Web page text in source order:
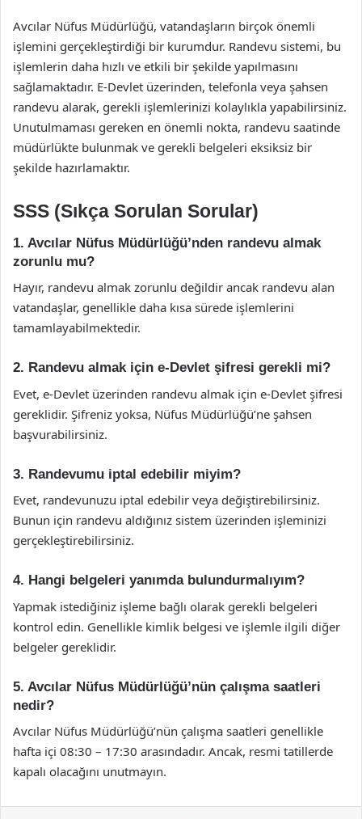
Avcılar Nüfus Müdürlüğü, vatandaşların birçok önemli
işlemini gerçekleştirdiği bir kurumdur. Randevu sistemi, bu
işlemlerin daha hızlı ve etkili bir şekilde yapılmasını
sağlamaktadır. E-Devlet üzerinden, telefonla veya şahsen
randevu alarak, gerekli işlemlerinizi kolaylıkla yapabilirsiniz.
Unutulmaması gereken en önemli nokta, randevu saatinde
müdürlükte bulunmak ve gerekli belgeleri eksiksiz bir
şekilde hazırlamaktır.
SSS (Sıkça Sorulan Sorular)
1. Avcılar Nüfus Müdürlüğü’nden randevu almak
zorunlu mu?
Hayır, randevu almak zorunlu değildir ancak randevu alan
vatandaşlar, genellikle daha kısa sürede işlemlerini
tamamlayabilmektedir.
2. Randevu almak için e-Devlet şifresi gerekli mi?
Evet, e-Devlet üzerinden randevu almak için e-Devlet şifresi
gereklidir. Şifreniz yoksa, Nüfus Müdürlüğü’ne şahsen
başvurabilirsiniz.
3. Randevumu iptal edebilir miyim?
Evet, randevunuzu iptal edebilir veya değiştirebilirsiniz.
Bunun için randevu aldığınız sistem üzerinden işleminizi
gerçekleştirebilirsiniz.
4. Hangi belgeleri yanımda bulundurmalıyım?
Yapmak istediğiniz işleme bağlı olarak gerekli belgeleri
kontrol edin. Genellikle kimlik belgesi ve işlemle ilgili diğer
belgeler gereklidir.
5. Avcılar Nüfus Müdürlüğü’nün çalışma saatleri
nedir?
Avcılar Nüfus Müdürlüğü’nün çalışma saatleri genellikle
hafta içi 08:30 – 17:30 arasındadır. Ancak, resmi tatillerde
kapalı olacağını unutmayın.